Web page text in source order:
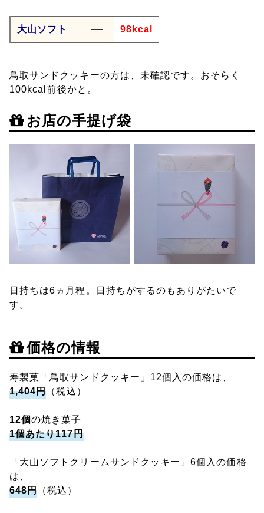
大山ソフト 98kcal
鳥取サンドクッキーの方は、未確認です。おそらく
100kcal前後かと。
お店の手提げ袋
日持ちは6ヵ月程。日持ちがするのもありがたいで
す。
価格の情報
寿製菓「鳥取サンドクッキー」12個入の価格は、
1,404円 （税込）
12個の焼き菓子
1個あたり117円
「大山ソフトクリームサンドクッキー」6個入の価格
は、
648円 （税込）